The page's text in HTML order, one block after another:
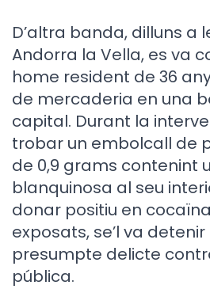
D’altra banda, dilluns a
Andorra la Vella, es va
home resident de 36
de mercaderia en una
capital. Durant la
trobar un embolcall de
de 0,9 grams contenint
blanquinosa al seu
donar positiu en
exposats, se’l va
presumpte delicte
pública.